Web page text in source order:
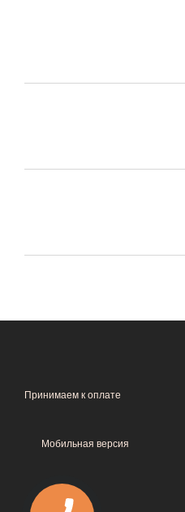
Принимаем к оплате
Мобильная версия